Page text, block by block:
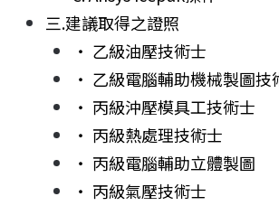
三.建議取得之證照
‧ 乙級油壓技術士
‧ 乙級電腦輔助機械製圖技
‧ 丙級沖壓模具工技術士
‧ 丙級熱處理技術士
‧ 丙級電腦輔助立體製圖
‧ 丙級氣壓技術士